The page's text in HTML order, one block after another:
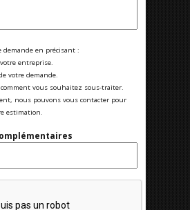
demande en précisant :
entreprise.
votre demande.
vous souhaitez sous-traiter.
nous pouvons vous contacter pour
estimation.